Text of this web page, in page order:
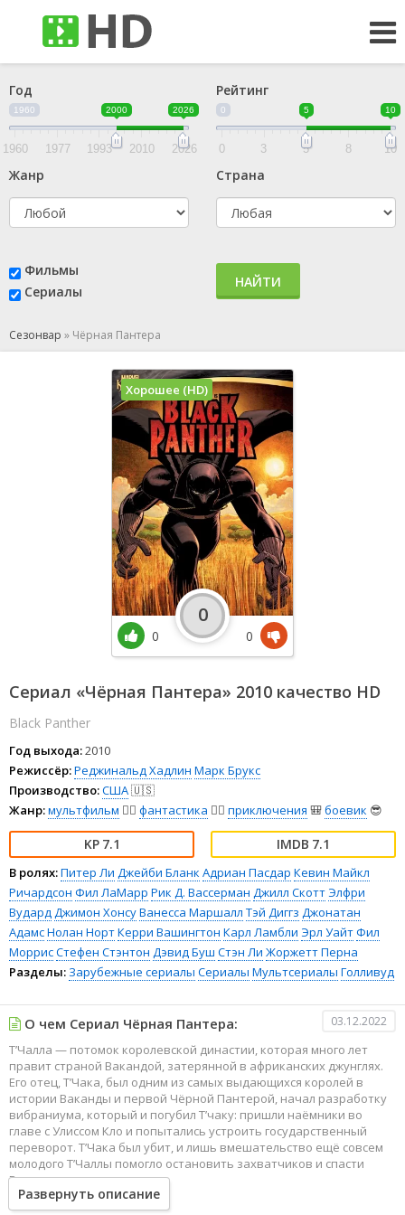
Год
1960 2000 2026
1960 1977 1993 2010 2026
Рейтинг
0 5 10
0 3 5 8 10
Жанр Страна
Фильмы
Сериалы
НАЙТИ
Сезонвар » Чёрная Пантера
Сериал «Чёрная Пантера» 2010 качество HD
Black Panther
Год выхода:2010
Режиссёр:Реджинальд Хадлин Марк Брукс
Производство:США🇺🇸
Жанр:мультфильм 🧚‍♀️ фантастика 🧙‍♀️ приключения 🎒боевик 😎
7.1 7.1
В ролях:Питер Ли Джейби Бланк Адриан Пасдар Кевин Майкл
Ричардсон Фил ЛаМарр Рик Д. Вассерман Джилл СкоттЭлфри
ВудардДжимон ХонсуВанесса Маршалл Тэй Диггз Джонатан
АдамсНолан НортКерри Вашингтон Карл Ламбли Эрл УайтФил
МоррисСтефен Стэнтон Дэвид Буш Стэн Ли Жоржетт Перна
Разделы: Зарубежные сериалы Сериалы Мультсериалы Голливуд
Хорошее (HD)
0
0
0
О чем Сериал Чёрная Пантера: 03.12.2022
Т’Чалла — потомок королевской династии, которая много лет
правит страной Вакандой, затерянной в африканских джунглях.
Его отец, Т’Чака, был одним из самых выдающихся королей в
истории Ваканды и первой Чёрной Пантерой, начал разработку
вибраниума, который и погубил Т’чаку: пришли наёмники во
главе с Улиссом Кло и попытались устроить государственный
переворот. Т’Чака был убит, и лишь вмешательство ещё совсем
молодого Т’Чаллы помогло остановить захватчиков и спасти
Ваканду.
Развернуть описание